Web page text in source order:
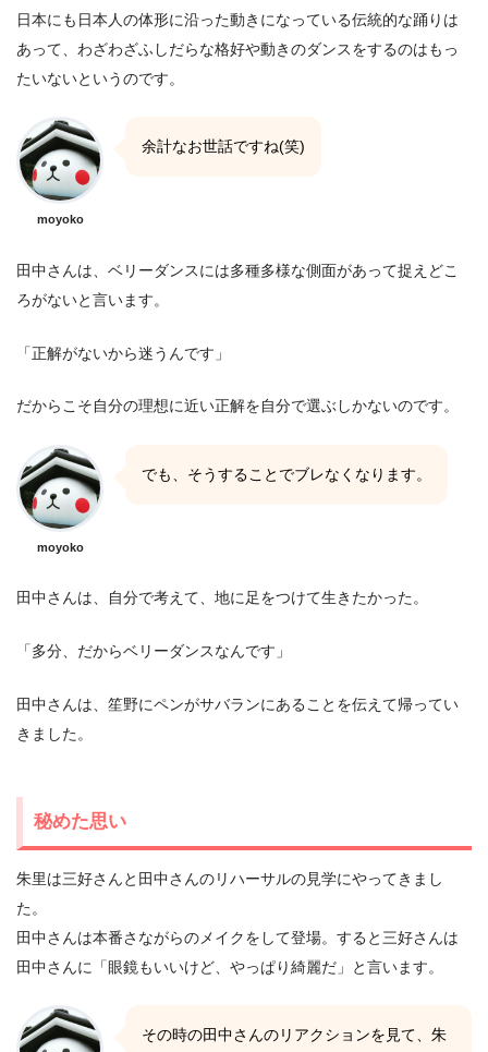
日本にも日本人の体形に沿った動きになっている伝統的な踊りは
あって、わざわざふしだらな格好や動きのダンスをするのはもっ
たいないというのです。
moyoko
余計なお世話ですね(笑)
田中さんは、ベリーダンスには多種多様な側面があって捉えどこ
ろがないと言います。
「正解がないから迷うんです」
だからこそ自分の理想に近い正解を自分で選ぶしかないのです。
moyoko
でも、そうすることでブレなくなります。
田中さんは、自分で考えて、地に足をつけて生きたかった。
「多分、だからベリーダンスなんです」
田中さんは、笙野にペンがサバランにあることを伝えて帰ってい
きました。
秘めた思い
朱里は三好さんと田中さんのリハーサルの見学にやってきまし
た。
田中さんは本番さながらのメイクをして登場。すると三好さんは
田中さんに「眼鏡もいいけど、やっぱり綺麗だ」と言います。
その時の田中さんのリアクションを見て、朱